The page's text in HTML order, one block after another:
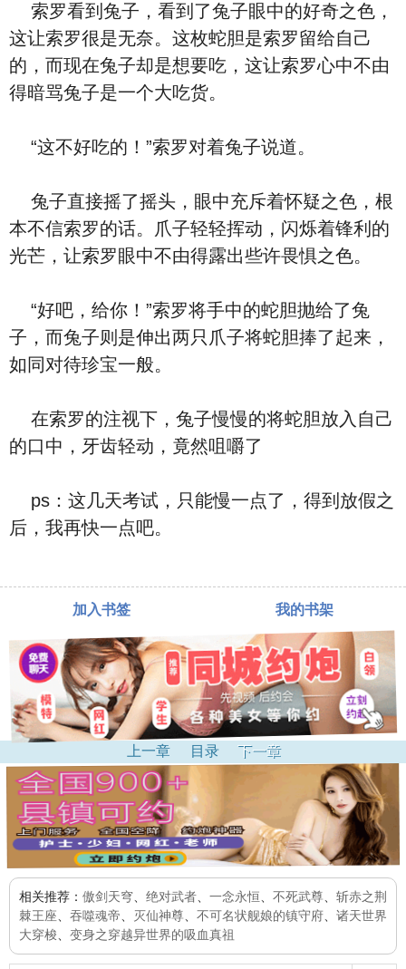
索罗看到兔子，看到了兔子眼中的好奇之色，
这让索罗很是无奈。这枚蛇胆是索罗留给自己
的，而现在兔子却是想要吃，这让索罗心中不由
得暗骂兔子是一个大吃货。
“这不好吃的！”索罗对着兔子说道。
兔子直接摇了摇头，眼中充斥着怀疑之色，根
本不信索罗的话。爪子轻轻挥动，闪烁着锋利的
光芒，让索罗眼中不由得露出些许畏惧之色。
“好吧，给你！”索罗将手中的蛇胆抛给了兔
子，而兔子则是伸出两只爪子将蛇胆捧了起来，
如同对待珍宝一般。
在索罗的注视下，兔子慢慢的将蛇胆放入自己
的口中，牙齿轻动，竟然咀嚼了
ps：这几天考试，只能慢一点了，得到放假之
后，我再快一点吧。
加入书签 我的书架
上一章 目录 下一章
相关推荐： 傲剑天穹 绝对武者 一念永恒 不死武尊
斩赤之荆
棘王座
吞噬魂帝 灭仙神尊 不可名状舰娘的镇守府
诸天世界
大穿梭
变身之穿越异世界的吸血真祖